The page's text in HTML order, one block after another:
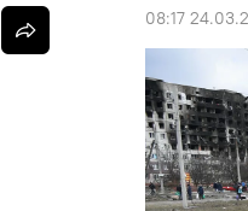
08:17